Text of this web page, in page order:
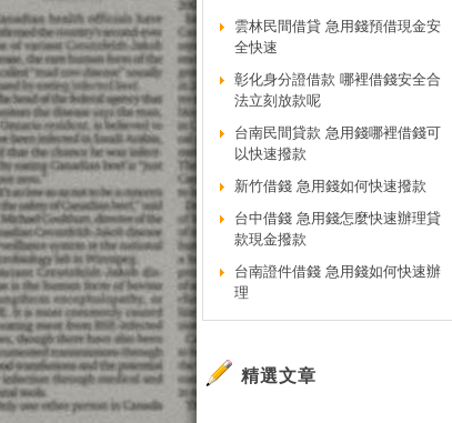
雲林民間借貸 急用錢預借現金安
全快速
彰化身分證借款 哪裡借錢安全合
法立刻放款呢
台南民間貸款 急用錢哪裡借錢可
以快速撥款
新竹借錢 急用錢如何快速撥款
台中借錢 急用錢怎麼快速辦理貸
款現金撥款
台南證件借錢 急用錢如何快速辦
理
精選文章